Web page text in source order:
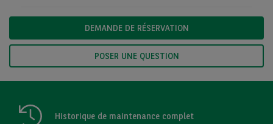
DEMANDE DE RÉSERVATION
POSER UNE QUESTION
Historique de maintenance complet